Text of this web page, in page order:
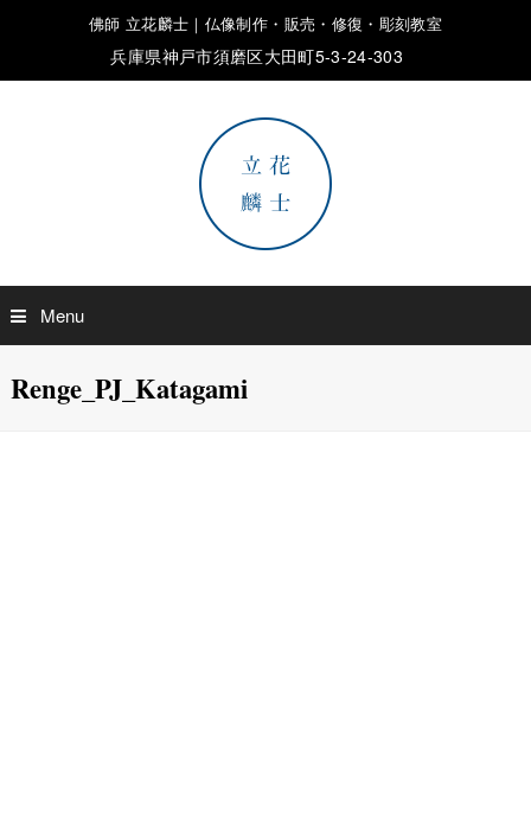
佛師 立花麟士｜仏像制作・販売・修復・彫刻教室
兵庫県神戸市須磨区大田町5-3-24-303
Menu
Renge_PJ_Katagami